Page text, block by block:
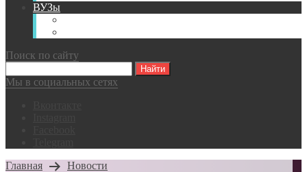
ВУЗы
Поиск по сайту
Мы в социальных сетях
Главная
Новости